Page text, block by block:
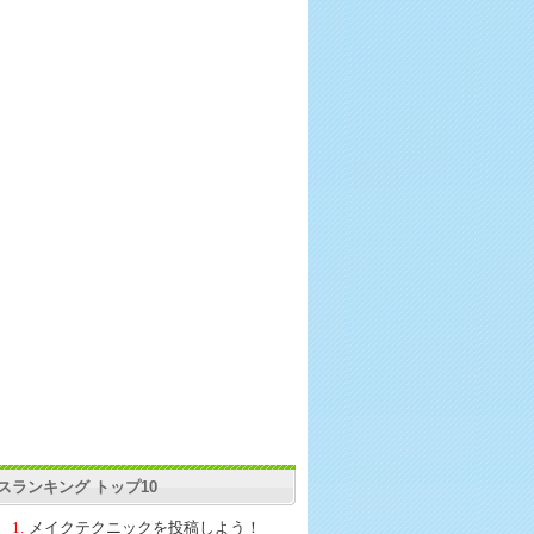
ランキング トップ10
1. メイクテクニックを投稿しよう！